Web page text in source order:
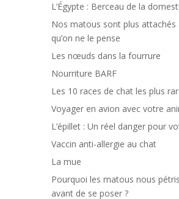
L’Égypte : Berceau de la
Nos matous sont plus attachés
qu’on ne le pense
Les nœuds dans la fourrure
Nourriture BARF
Les 10 races de chat les plus
Voyager en avion avec votre
L’épillet : Un réel danger pour
Vaccin anti-allergie au chat
La mue
Pourquoi les matous nous
avant de se poser ?